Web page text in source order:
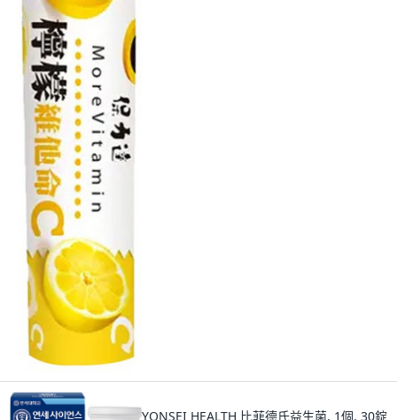
YONSEI HEALTH 比菲德氏益生菌, 1個, 30錠